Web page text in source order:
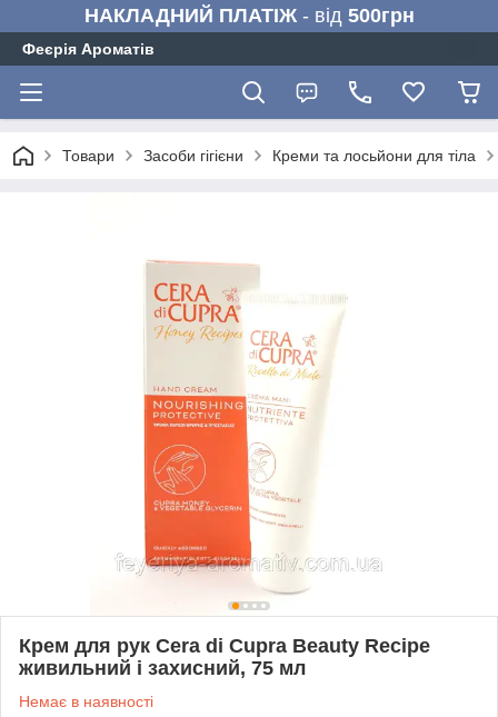
НАКЛАДНИЙ ПЛАТІЖ- від 500грн
Феєрія Ароматів
Товари Засоби гігієни Креми та лосьйони для тіла
Крем для рук Cera di Cupra Beauty Recipe
живильний і захисний, 75 мл
Немає в наявності